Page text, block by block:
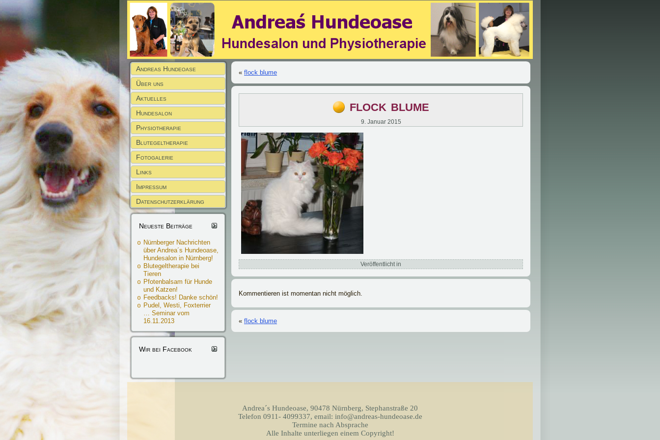
Andreas Hundeoase
Über uns
Aktuelles
Hundesalon
Physiotherapie
Blutegeltherapie
Fotogalerie
Links
Impressum
Datenschutzerklärung
Neueste Beiträge
Nürnberger Nachrichten
über Andrea´s Hundeoase,
Hundesalon in Nürnberg!
Blutegeltherapie bei
Tieren
Pfotenbalsam für Hunde
und Katzen!
Feedbacks! Danke schön!
Pudel, Westi, Foxterrier
… Seminar vom
16.11.2013
Wir bei Facebook
« flock blume
flock blume
9. Januar 2015
Veröffentlicht in
Kommentieren ist momentan nicht möglich.
« flock blume
Andrea´s Hundeoase, 90478 Nürnberg, Stephanstraße 20
Telefon 0911- 4099337, email: info@andreas-hundeoase.de
Termine nach Absprache
Alle Inhalte unterliegen einem Copyright!